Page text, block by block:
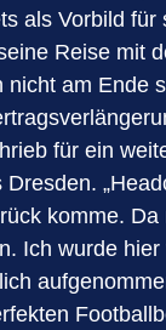
als Vorbild für
Reise mit
nicht am Ende
für ein
Dresden.
komme.
Ich wurde